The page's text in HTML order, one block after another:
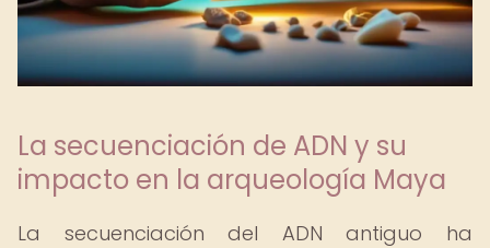
La secuenciación de ADN y su
impacto en la arqueología Maya
La secuenciación del ADN antiguo ha